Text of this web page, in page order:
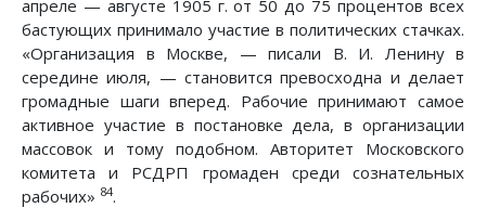
апреле — августе 1905 г. от 50 до 75 процентов всех
бастующих принимало участие в политических стачках.
«Организация в Москве, — писали В. И. Ленину в
середине июля, — становится превосходна и делает
громадные шаги вперед. Рабочие принимают самое
активное участие в постановке дела, в организации
массовок и тому подобном. Авторитет Московского
комитета и РСДРП громаден среди сознательных
рабочих» 84.